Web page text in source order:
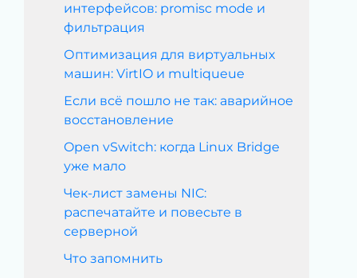
интерфейсов: promisc mode и
фильтрация
Оптимизация для виртуальных
машин: VirtIO и multiqueue
Если всё пошло не так: аварийное
восстановление
Open vSwitch: когда Linux Bridge
уже мало
Чек-лист замены NIC:
распечатайте и повесьте в
серверной
Что запомнить